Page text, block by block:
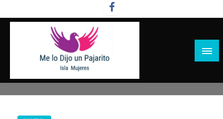
al